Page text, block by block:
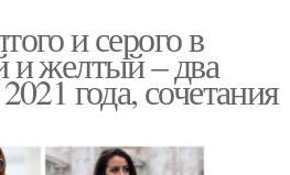
и серого в
желтый – два
года, сочетания